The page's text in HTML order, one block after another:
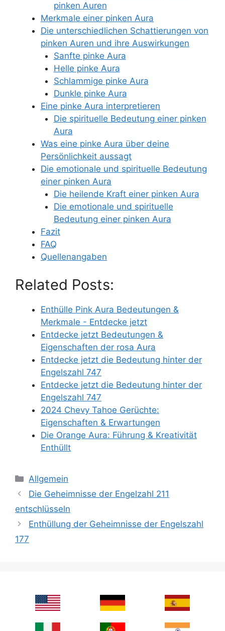
pinken Auren
Merkmale einer pinken Aura
Die unterschiedlichen Schattierungen von
pinken Auren und ihre Auswirkungen
Sanfte pinke Aura
Helle pinke Aura
Schlammige pinke Aura
Dunkle pinke Aura
Eine pinke Aura interpretieren
Die spirituelle Bedeutung einer pinken
Aura
Was eine pinke Aura über deine
Persönlichkeit aussagt
Die emotionale und spirituelle Bedeutung
einer pinken Aura
Die heilende Kraft einer pinken Aura
Die emotionale und spirituelle
Bedeutung einer pinken Aura
Fazit
FAQ
Quellenangaben
Related Posts:
Enthülle Pink Aura Bedeutungen &
Merkmale - Entdecke jetzt
Entdecke jetzt Bedeutungen &
Eigenschaften der rosa Aura
Entdecke jetzt die Bedeutung hinter der
Engelszahl 747
Entdecke jetzt die Bedeutung hinter der
Engelszahl 747
2024 Chevy Tahoe Gerüchte:
Eigenschaften & Erwartungen
Die Orange Aura: Führung & Kreativität
Enthüllt
Categories
Allgemein
Die Geheimnisse der Engelzahl 211
entschlüsseln
Enthüllung der Geheimnisse der Engelszahl
177